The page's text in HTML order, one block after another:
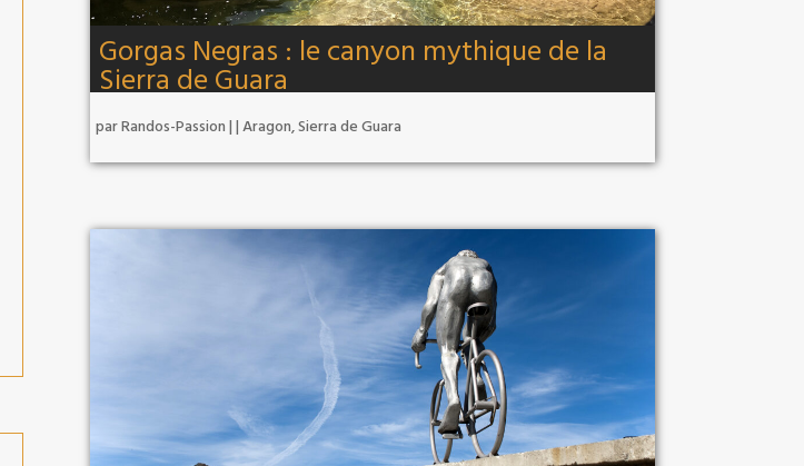
Gorgas Negras : le canyon mythique de la
Sierra de Guara
parRandos-Passion | | Aragon,Sierra de Guara